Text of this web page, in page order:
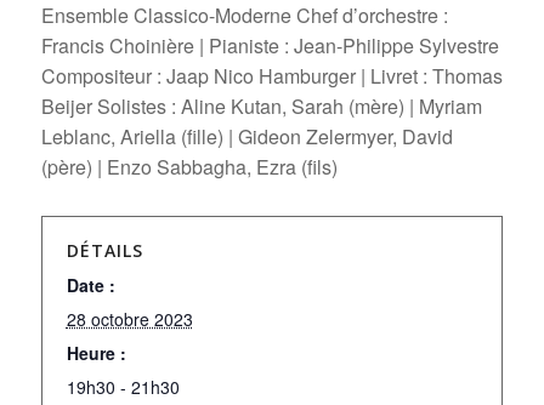
Ensemble Classico-Moderne Chef d’orchestre :
Francis Choinière | Pianiste : Jean-Philippe Sylvestre
Compositeur : Jaap Nico Hamburger | Livret : Thomas
Beijer Solistes : Aline Kutan, Sarah (mère) | Myriam
Leblanc, Ariella (fille) | Gideon Zelermyer, David
(père) | Enzo Sabbagha, Ezra (fils)
DÉTAILS
Date :
28 octobre 2023
Heure :
19h30 - 21h30